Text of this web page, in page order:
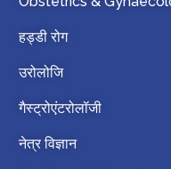
हड्डी रोग
उरोलोजि
गैस्ट्रोएंटरोलॉजी
नेत्र विज्ञान